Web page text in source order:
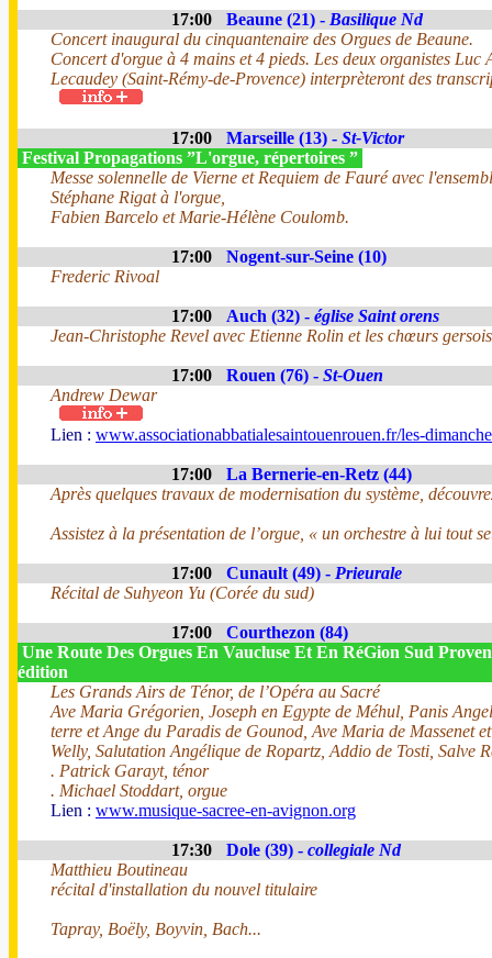
17:00 Beaune (21) - Basilique Nd
Concert inaugural du cinquantenaire des Orgues de Beaune.
Concert d'orgue à 4 mains et 4 pieds. Les deux organistes
Lecaudey (Saint-Rémy-de-Provence) interprèteront des
17:00 Marseille (13) - St-Victor
Festival Propagations ”L'orgue, répertoires ”
Messe solennelle de Vierne et Requiem de Fauré avec
Stéphane Rigat à l'orgue,
Fabien Barcelo et Marie-Hélène Coulomb.
17:00
Nogent-sur-Seine (10)
Frederic Rivoal
17:00 Auch (32) - église Saint orens
Jean-Christophe Revel avec Etienne Rolin et les chœurs gersois
17:00 Rouen (76) - St-Ouen
Andrew Dewar
Lien : www.associationabbatialesaintouenrouen.fr/les-
17:00
La Bernerie-en-Retz (44)
Après quelques travaux de modernisation du système,
Assistez à la présentation de l’orgue, « un orchestre à lui tout
17:00 Cunault (49) - Prieurale
Récital de Suhyeon Yu (Corée du sud)
17:00
Courthezon (84)
Une Route Des Orgues En Vaucluse Et En RéGion Sud
édition
Les Grands Airs de Ténor, de l’Opéra au Sacré
Ave Maria Grégorien, Joseph en Egypte de Méhul, Panis
terre et Ange du Paradis de Gounod, Ave Maria de Massenet
Welly, Salutation Angélique de Ropartz, Addio de Tosti, Salve
. Patrick Garayt, ténor
. Michael Stoddart, orgue
Lien : www.musique-sacree-en-avignon.org
17:30 Dole (39) - collegiale Nd
Matthieu Boutineau
récital d'installation du nouvel titulaire
Tapray, Boëly, Boyvin, Bach...